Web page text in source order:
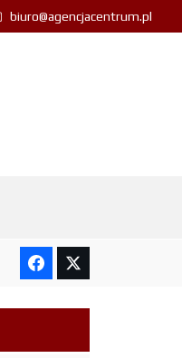
biuro@agencjacentrum.pl